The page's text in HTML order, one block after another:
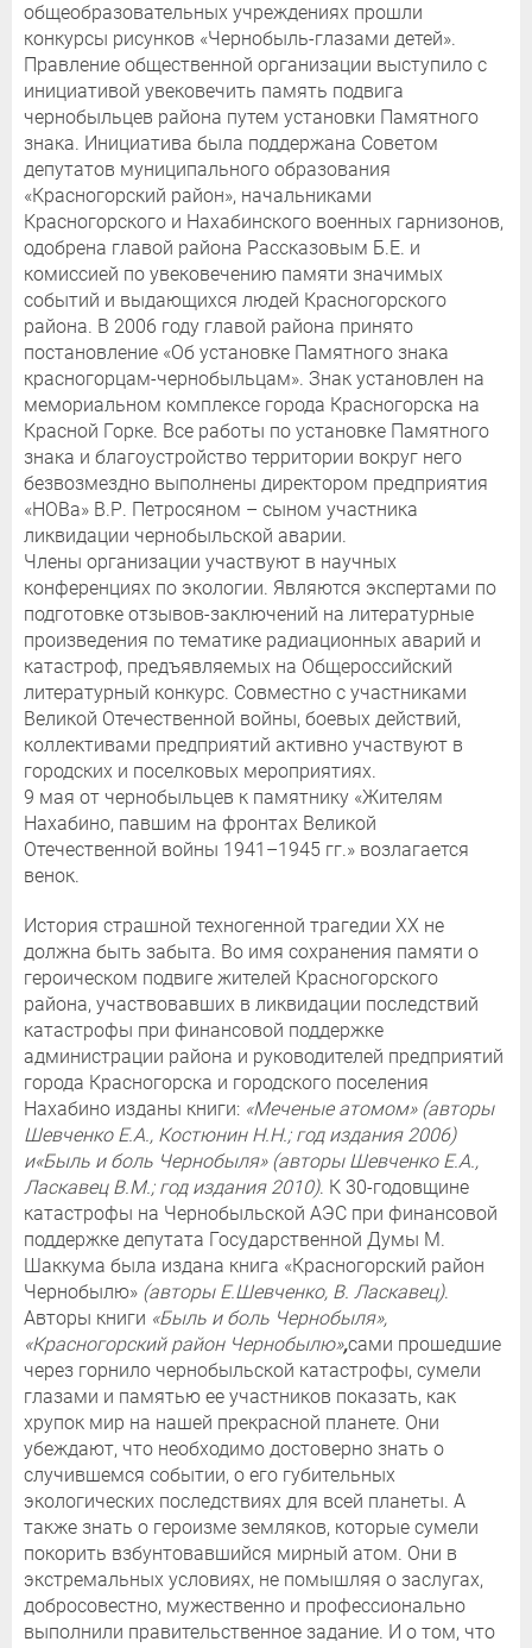
общеобразовательных учреждениях прошли
конкурсы рисунков «Чернобыль-глазами детей».
Правление общественной организации выступило с
инициативой увековечить память подвига
чернобыльцев района путем установки Памятного
знака. Инициатива была поддержана Советом
депутатов муниципального образования
«Красногорский район», начальниками
Красногорского и Нахабинского военных гарнизонов,
одобрена главой района Рассказовым Б.Е. и
комиссией по увековечению памяти значимых
событий и выдающихся людей Красногорского
района. В 2006 году главой района принято
постановление «Об установке Памятного знака
красногорцам-чернобыльцам». Знак установлен на
мемориальном комплексе города Красногорска на
Красной Горке. Все работы по установке Памятного
знака и благоустройство территории вокруг него
безвозмездно выполнены директором предприятия
«НОВа» В.Р. Петросяном – сыном участника
ликвидации чернобыльской аварии.
Члены организации участвуют в научных
конференциях по экологии. Являются экспертами по
подготовке отзывов-заключений на литературные
произведения по тематике радиационных аварий и
катастроф, предъявляемых на Общероссийский
литературный конкурс. Совместно с участниками
Великой Отечественной войны, боевых действий,
коллективами предприятий активно участвуют в
городских и поселковых мероприятиях.
9 мая от чернобыльцев к памятнику «Жителям
Нахабино, павшим на фронтах Великой
Отечественной войны 1941–1945 гг.» возлагается
венок.
История страшной техногенной трагедии XX не
должна быть забыта. Во имя сохранения памяти о
героическом подвиге жителей Красногорского
района, участвовавших в ликвидации последствий
катастрофы при финансовой поддержке
администрации района и руководителей предприятий
города Красногорска и городского поселения
Нахабино изданы книги: «Меченые атомом» (авторы
Шевченко Е.А., Костюнин Н.Н.; год издания 2006)
и«Быль и боль Чернобыля» (авторы Шевченко Е.А.,
Ласкавец В.М.; год издания 2010). К 30-годовщине
катастрофы на Чернобыльской АЭС при финансовой
поддержке депутата Государственной Думы М.
Шаккума была издана книга «Красногорский район
Чернобылю» (авторы Е.Шевченко, В. Ласкавец).
Авторы книги «Быль и боль Чернобыля»,
«Красногорский район Чернобылю»,сами прошедшие
через горнило чернобыльской катастрофы, сумели
глазами и памятью ее участников показать, как
хрупок мир на нашей прекрасной планете. Они
убеждают, что необходимо достоверно знать о
случившемся событии, о его губительных
экологических последствиях для всей планеты. А
также знать о героизме земляков, которые сумели
покорить взбунтовавшийся мирный атом. Они в
экстремальных условиях, не помышляя о заслугах,
добросовестно, мужественно и профессионально
выполнили правительственное задание. И о том, что